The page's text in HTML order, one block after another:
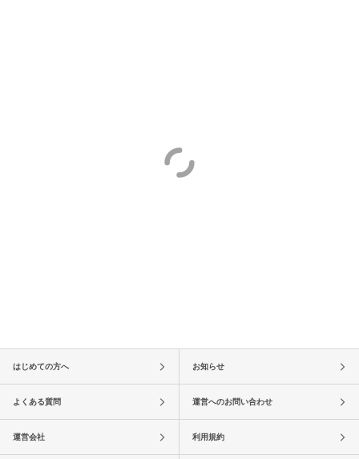
はじめての方へ お知らせ
よくある質問 運営へのお問い合わせ
運営会社 利用規約